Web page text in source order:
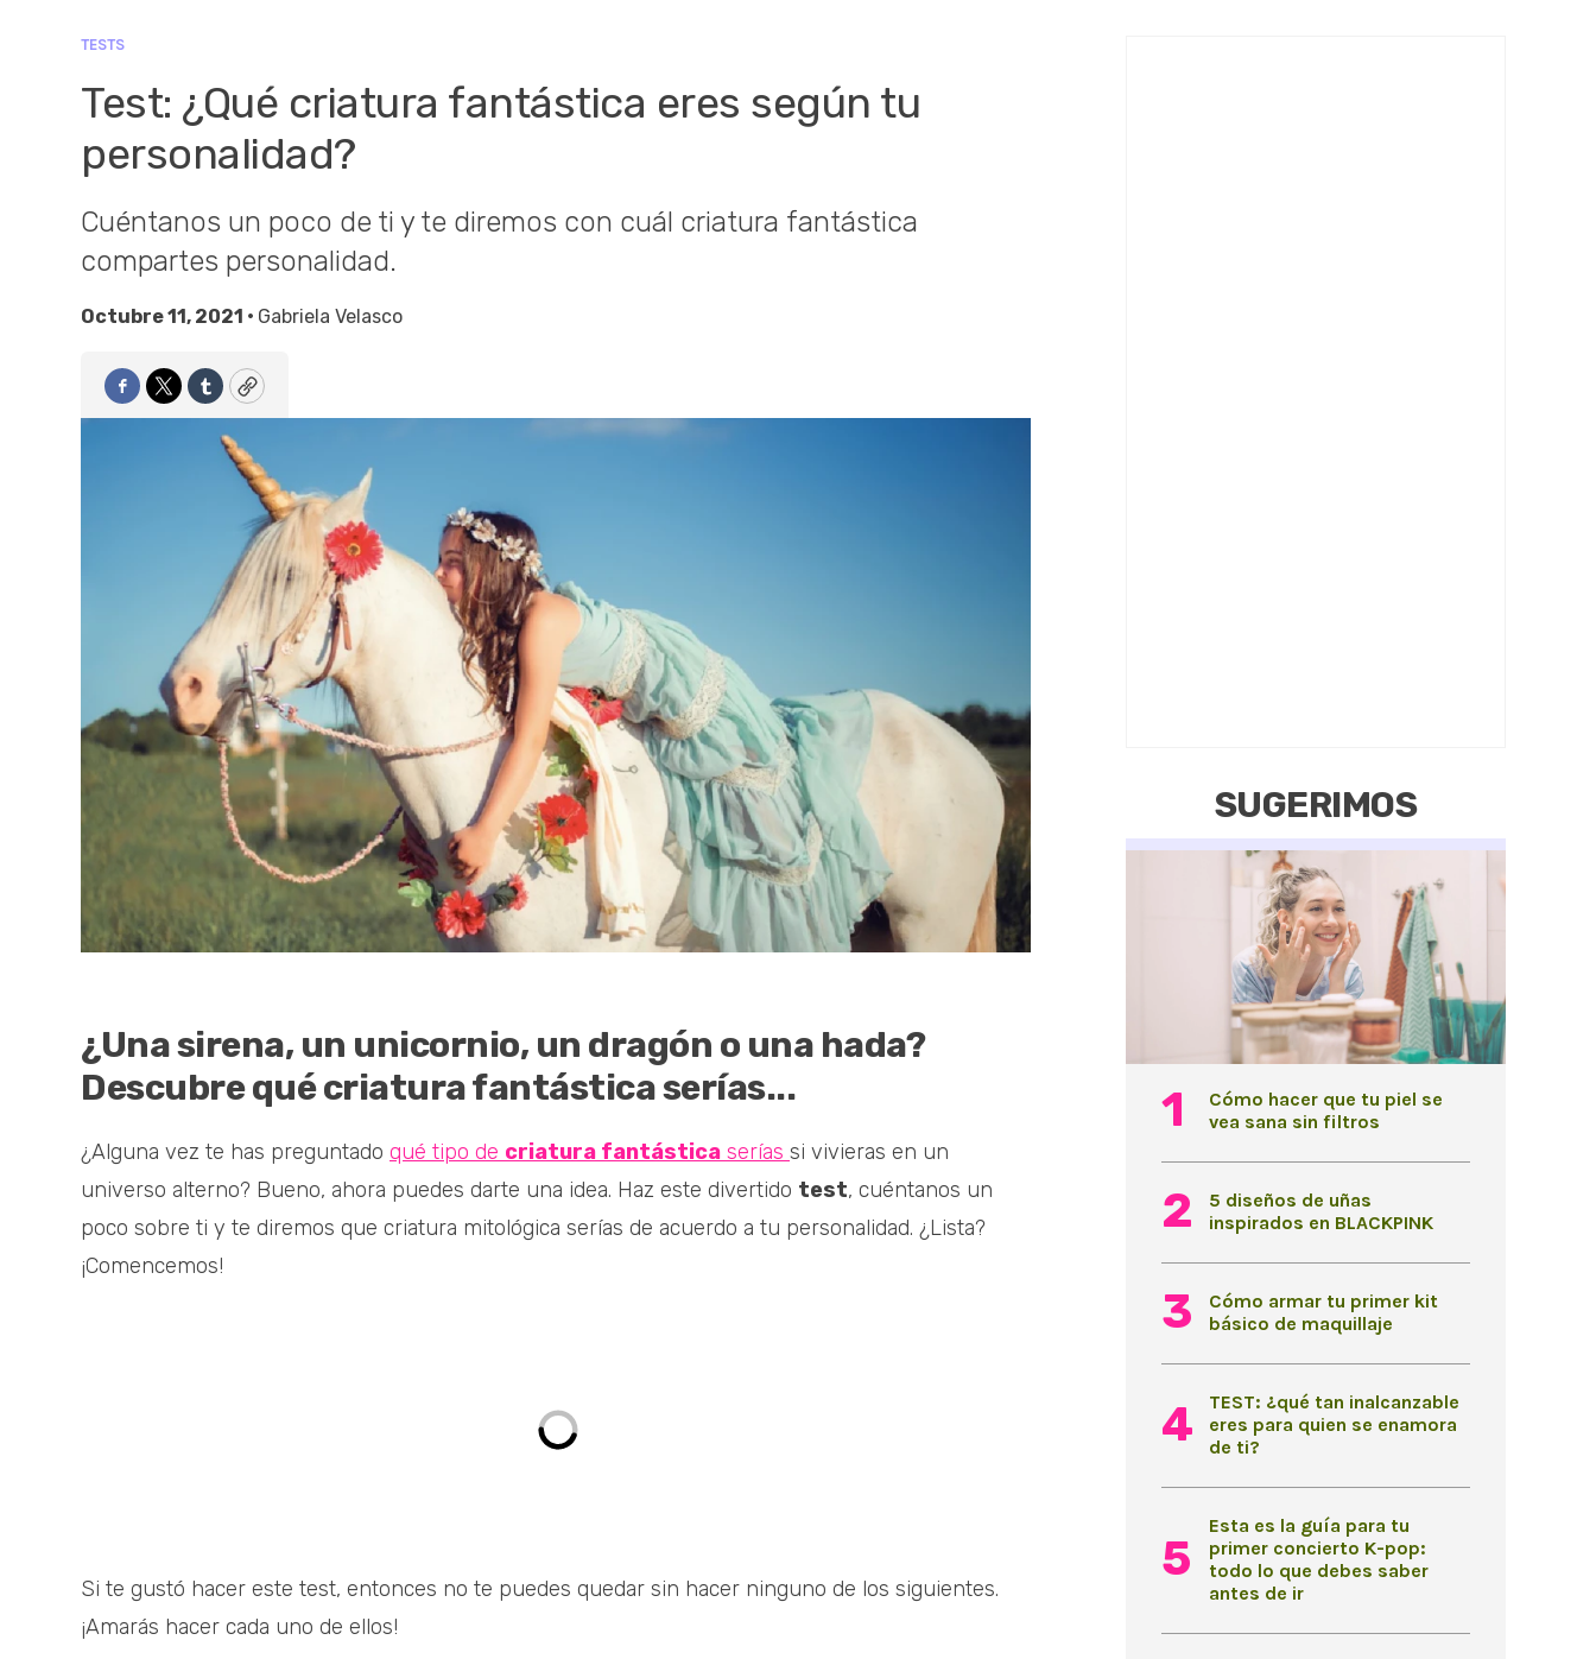
TESTS
Test: ¿Qué criatura fantástica eres según tu
personalidad?
Cuéntanos un poco de ti y te diremos con cuál criatura fantástica
compartes personalidad.
Octubre 11, 2021 • Gabriela Velasco
Facebook
TwitterTumblrCopy
¿Una sirena, un unicornio, un dragón o una hada?
Descubre qué criatura fantástica serías...
¿Alguna vez te has preguntado qué tipo de criatura fantástica serías si vivieras en un
universo alterno? Bueno, ahora puedes darte una idea. Haz este divertido test, cuéntanos un
poco sobre ti y te diremos que criatura mitológica serías de acuerdo a tu personalidad. ¿Lista?
¡Comencemos!
Si te gustó hacer este test, entonces no te puedes quedar sin hacer ninguno de los siguientes.
¡Amarás hacer cada uno de ellos!
SUGERIMOS
Cómo hacer que tu piel se
vea sana sin filtros
5 diseños de uñas
inspirados en BLACKPINK
Cómo armar tu primer kit
básico de maquillaje
TEST: ¿qué tan inalcanzable
eres para quien se enamora
de ti?
Esta es la guía para tu
primer concierto K-pop:
todo lo que debes saber
antes de ir